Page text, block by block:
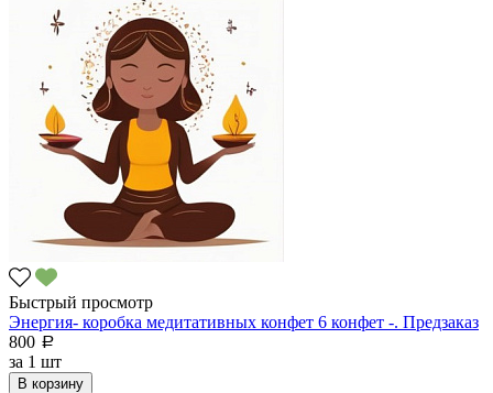
Быстрый просмотр
Энергия- коробка медитативных конфет 6 конфет -. Предзаказ
800 a
за 1 шт
В корзину